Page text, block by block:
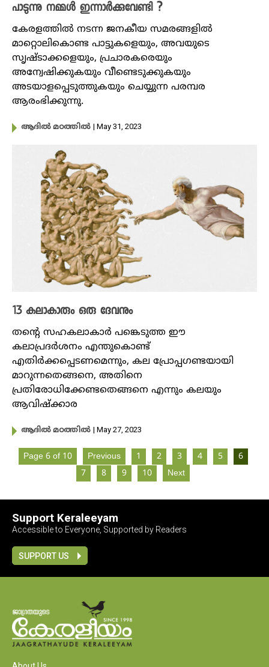
പാടുന്നു നമ്മൾ ഇന്നാർക്കുവേണ്ടി ?
കേരളത്തിൽ നടന്ന ജനകീയ സമരങ്ങളിൽ
മാറ്റൊലികൊണ്ട പാട്ടുകളെയും, അവയുടെ
സൃഷ്ടാക്കളെയും, പ്രചാരകരെയും
അന്വേഷിക്കുകയും വീണ്ടെടുക്കുകയും
അടയാളപ്പെടുത്തുകയും ചെയ്യുന്ന പരമ്പര
ആരംഭിക്കുന്നു.
ആദിൽ മഠത്തിൽ | May 31, 2023
13 കലാകാരും ഒരു ദേവനും
തന്റെ സഹകലാകാർ പങ്കെടുത്ത ഈ
കലാപ്രദർശനം എന്തുകൊണ്ട്
എതിർക്കപ്പെടണമെന്നും, കല പ്രോപ്പഗണ്ടയായി
മാറുന്നതെങ്ങനെ, അതിനെ
പ്രതിരോധിക്കേണ്ടതെങ്ങനെ എന്നും കലയും
ആവിഷ്ക്കാര
ആദിൽ മഠത്തിൽ | May 27, 2023
Page 6 of 10 Previous 1 2 3 4 5
6
7
8 9 10 Next
Support Keraleeyam
Accessible to Everyone, Supported by Readers
SUPPORT US